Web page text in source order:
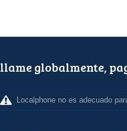
llame globalmente,
Localphone no es adecuado